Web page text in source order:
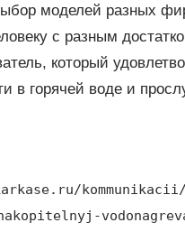
моделей разных
с разным
который
в горячей воде и
kommunikacii/